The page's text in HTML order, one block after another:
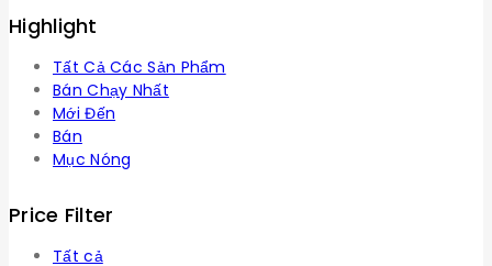
Highlight
Tất Cả Các Sản Phẩm
Bán Chạy Nhất
Mới Đến
Bán
Mục Nóng
Price Filter
Tất cả